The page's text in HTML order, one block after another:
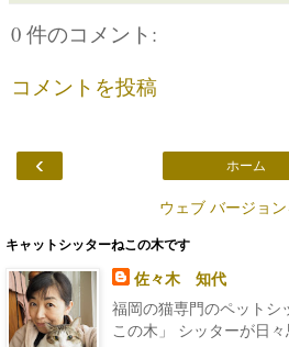
0 件のコメント:
コメントを投稿
‹ ホーム
ウェブ バージョ
キャットシッターねこの木です
佐々木 知代
福岡の猫専門のペットシ
この木」 シッターが日々